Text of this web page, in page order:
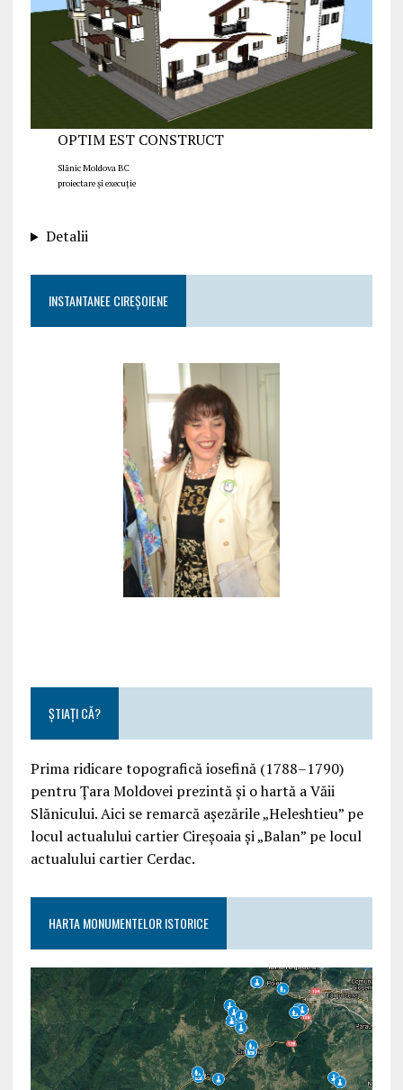
OPTIM EST CONSTRUCT
Slănic Moldova BC
proiectare și execuție
Detalii
INSTANTANEE CIREȘOIENE
ȘTIAȚI CĂ?
Prima ridicare topografică iosefină (1788–1790)
pentru Țara Moldovei prezintă și o hartă a Văii
Slănicului. Aici se remarcă așezările „Heleshtieu” pe
locul actualului cartier Cireșoaia și „Balan” pe locul
actualului cartier Cerdac.
HARTA MONUMENTELOR ISTORICE